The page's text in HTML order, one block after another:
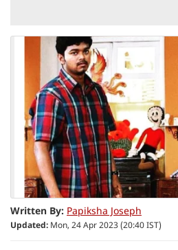
Written By: Papiksha Joseph
Updated: Mon, 24 Apr 2023 (20:40 IST)